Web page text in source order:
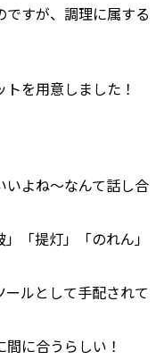
すが、調理に属する
を用意しました！
よね～なんて話し合
「提灯」「のれん」
ルとして手配されて
に合うらしい！